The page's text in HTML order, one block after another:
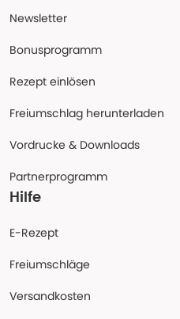
Newsletter
Bonusprogramm
Rezept einlösen
Freiumschlag herunterladen
Vordrucke & Downloads
Partnerprogramm
Hilfe
E-Rezept
Freiumschläge
Versandkosten